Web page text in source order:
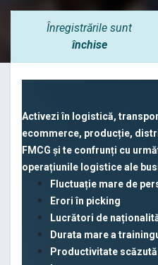
Înregistrările sunt
închise
Activezi în logistică,
ecommerce, producție,
FMCG și te confrunți cu
operațiunile logistice ale
Fluctuație mare de
Erori în picking
Lucrători de
Durata mare a
Productivitate